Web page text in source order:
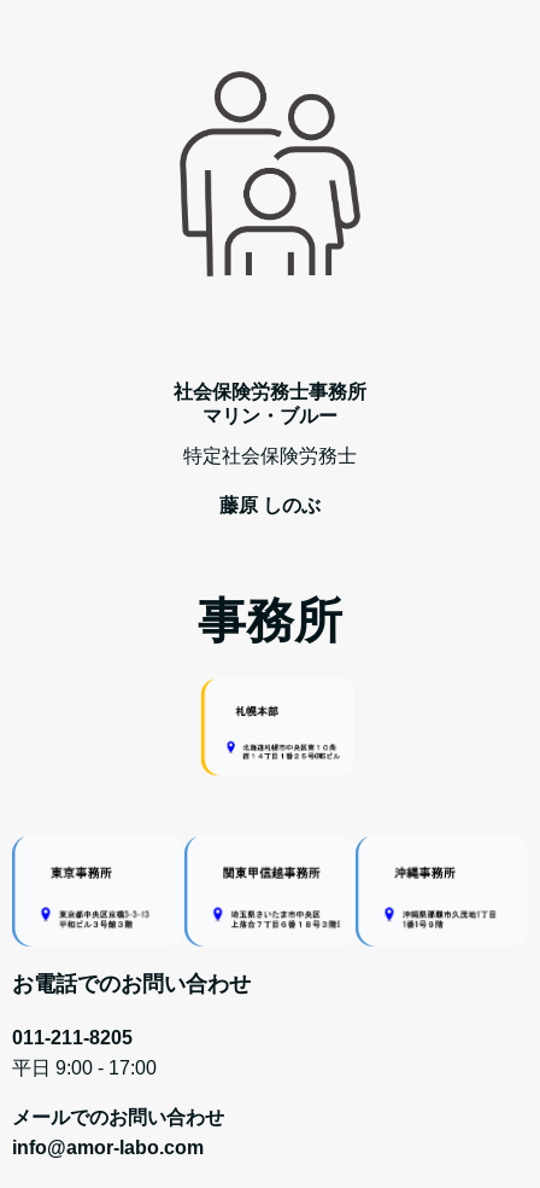
社会保険労務士事務所
マリン・ブルー
特定社会保険労務士
藤原 しのぶ
事務所
お電話でのお問い合わせ
011-211-8205
平日 9:00 - 17:00
メールでのお問い合わせ
info@amor-labo.com